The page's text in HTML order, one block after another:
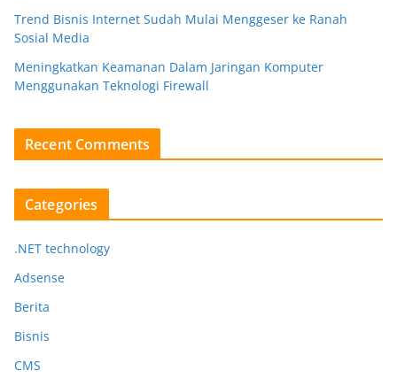
Trend Bisnis Internet Sudah Mulai Menggeser ke Ranah
Sosial Media
Meningkatkan Keamanan Dalam Jaringan Komputer
Menggunakan Teknologi Firewall
Recent Comments
Categories
.NET technology
Adsense
Berita
Bisnis
CMS